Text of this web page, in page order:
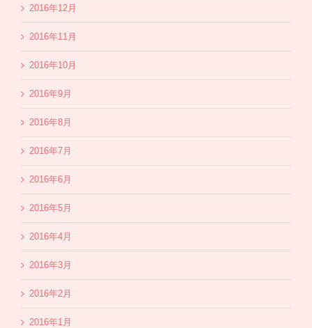
2016年12月
2016年11月
2016年10月
2016年9月
2016年8月
2016年7月
2016年6月
2016年5月
2016年4月
2016年3月
2016年2月
2016年1月